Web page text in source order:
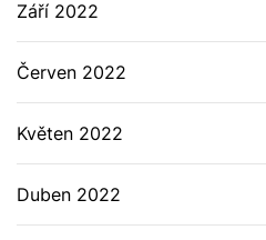
Září 2022
Červen 2022
Květen 2022
Duben 2022